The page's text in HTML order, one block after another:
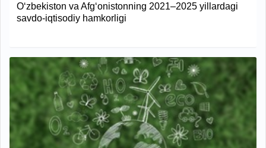
O‘zbekiston va Afg‘onistonning 2021–2025 yillardagi
savdo-iqtisodiy hamkorligi